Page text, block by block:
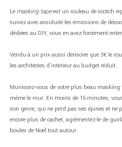
Le masking tapeest un rouleau de scotch
suivez avec assiduité les émissions de
dédiées au DIY, vous en avez forcément
Vendu à un prix aussi dérisoire que 3€ le
les architectes d’intérieur au budget réduit.
Munissez-vous de votre plus beau
même le mur. En moins de 15 minutes,
son genre, qui ne perd pas ses épines et ne
encore plus de cachet, agrémentez-le de
boules de Noël tout autour.